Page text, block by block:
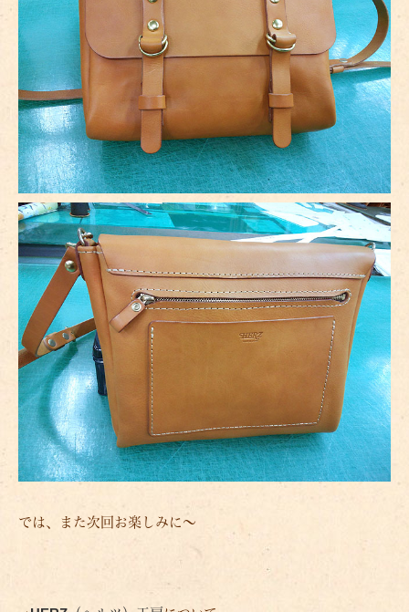
では、また次回お楽しみに～